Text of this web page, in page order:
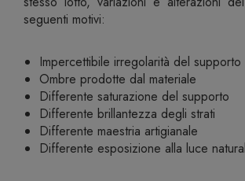
seguenti motivi:
Impercettibile irregolarità del supporto
Ombre prodotte dal materiale
Differente saturazione del supporto
Differente brillantezza degli strati
Differente maestria artigianale
Differente esposizione alla luce